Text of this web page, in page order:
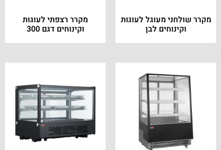
מקרר שולחני מעוגל לעוגות
וקינוחים לבן
מקרר רצפתי לעוגות
וקינוחים דגם 300